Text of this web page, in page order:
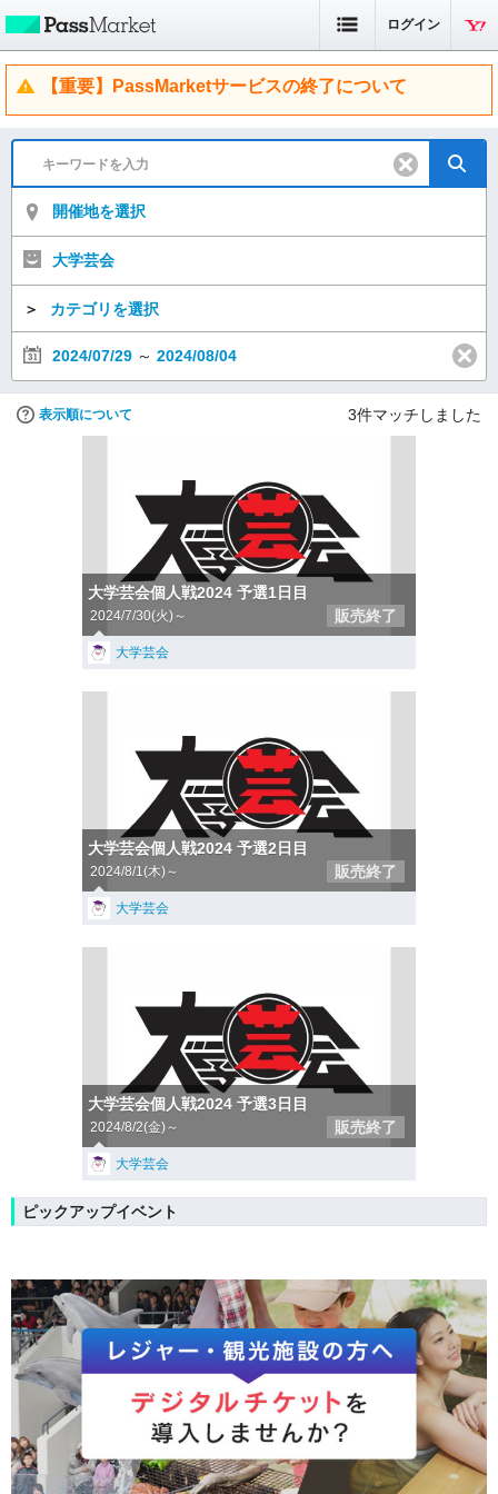
ログイン
【重要】PassMarketサービスの終了について
開催地を選択
大学芸会
＞ カテゴリを選択
2024/07/29 ～ 2024/08/04
表示順について 3件マッチしました
大学芸会個人戦2024 予選1日目
2024/7/30(火)～ 販売終了
大学芸会
大学芸会個人戦2024 予選2日目
2024/8/1(木)～ 販売終了
大学芸会
大学芸会個人戦2024 予選3日目
2024/8/2(金)～ 販売終了
大学芸会
ピックアップイベント